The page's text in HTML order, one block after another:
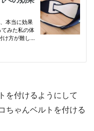
を付けるようにして
ちゃんベルトを付ける